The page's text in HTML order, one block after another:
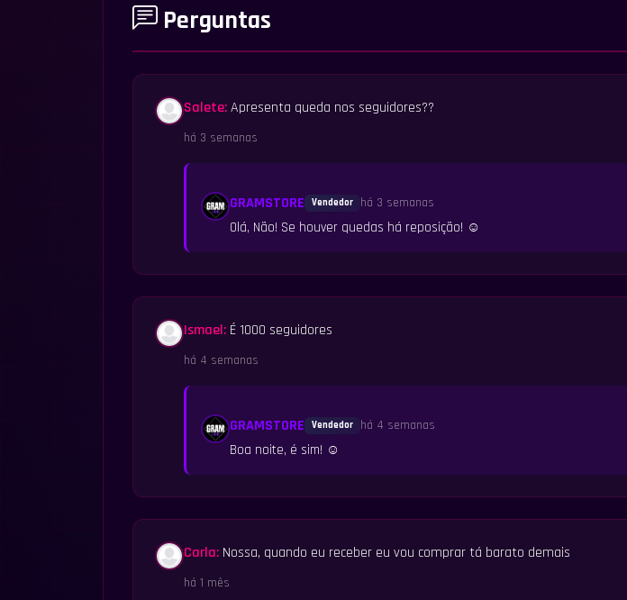
Perguntas
Salete:Apresenta queda nos seguidores??
há 3 semanas
GRAMSTORE Vendedor há 3 semanas
Olá, Não! Se houver quedas há reposição! ☺️
Ismael: É 1000 seguidores
há 4 semanas
GRAMSTORE Vendedor há 4 semanas
Boa noite, é sim! ☺️
Carla: Nossa, quando eu receber eu vou comprar tá barato demais
há 1 mês